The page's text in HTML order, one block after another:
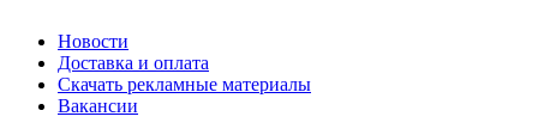
Новости
Доставка и оплата
Скачать рекламные материалы
Вакансии